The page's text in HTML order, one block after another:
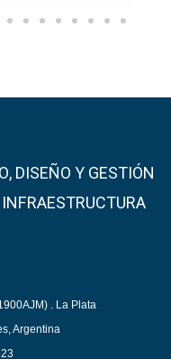
DISEÑO Y GESTIÓN
. La Plata
Argentina